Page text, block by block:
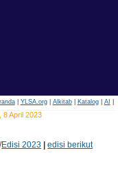
| YLSA.org| Alkitab| Katalog| AI
8 April 2023
/Edisi 2023 |edisi berikut